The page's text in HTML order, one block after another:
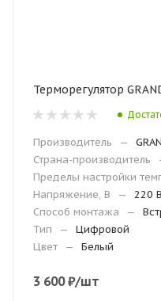
Терморегулятор
Производитель —
Страна-производитель
Пределы настройки
Напряжение, В
—
220 В
Способ монтажа
—
Тип
—
Цифровой
Цвет
— Белый
3 600₽/шт